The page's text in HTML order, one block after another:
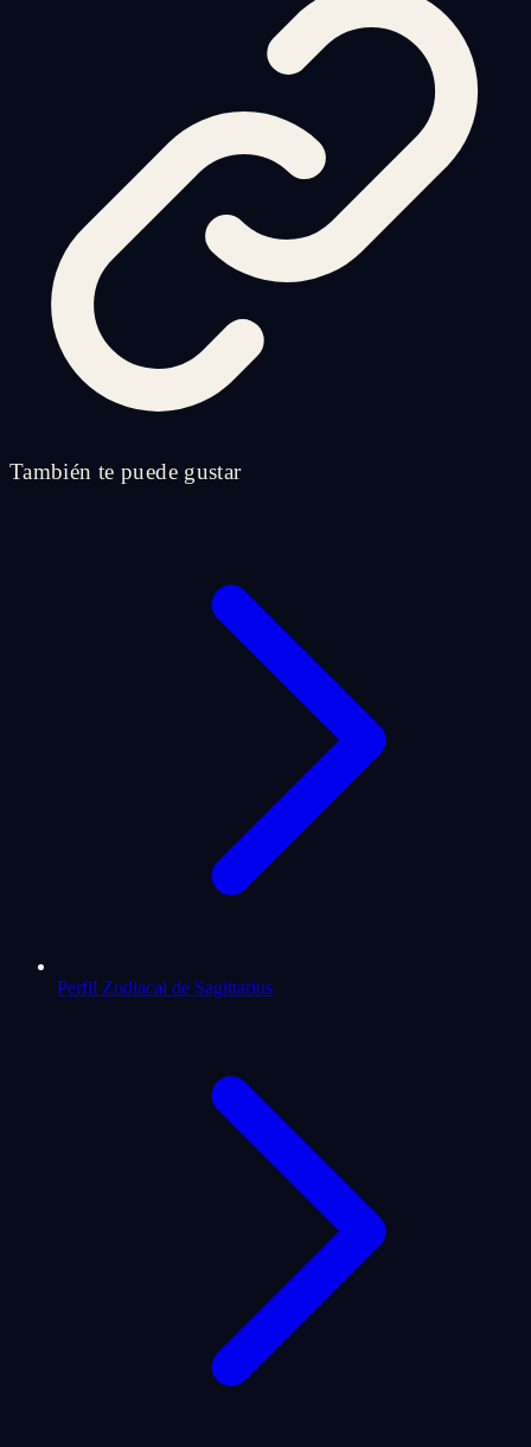
También te puede gustar
Perfil Zodiacal de Sagittarius